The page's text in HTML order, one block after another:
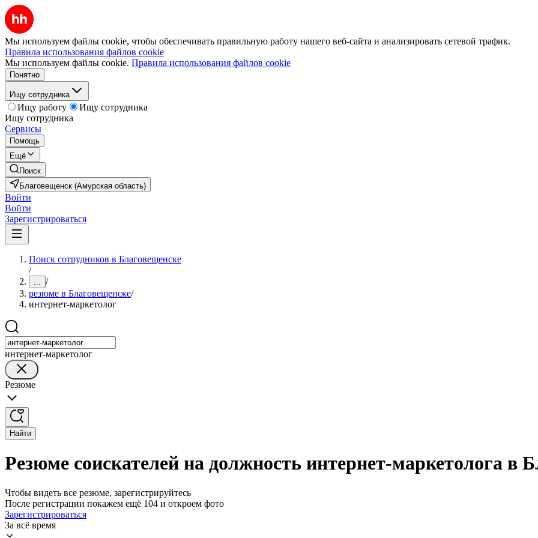
Мы используем файлы cookie, чтобы обеспечивать правильную работу нашего веб-сайта и анализировать сетевой трафик.
Правила использования файлов cookie
Мы используем файлы cookie. Правила использования файлов cookie
Понятно
Ищу сотрудника
Ищу работу
Ищу сотрудника
Ищу сотрудника
Сервисы
Помощь
Ещё
Поиск
Благовещенск (Амурская область)
Войти
Войти
Зарегистрироваться
Поиск сотрудников в Благовещенске
/
... /
резюме в Благовещенске/
интернет-маркетолог
интернет-маркетолог
Резюме
Найти
Резюме соискателей на должность интернет-маркетолога в
Чтобы видеть все резюме, зарегистрируйтесь
После регистрации покажем ещё 104 и откроем фото
Зарегистрироваться
За всё время